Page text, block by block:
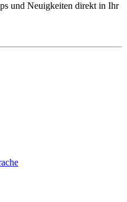
und Neuigkeiten direkt in Ihr